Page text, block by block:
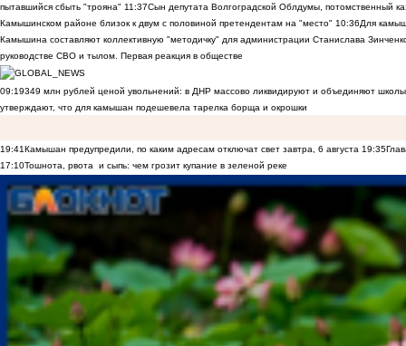
пытавшийся сбыть "трояна" 11:37Сын депутата Волгоградской Облдумы, потомственный
Камышинском районе близок к двум с половиной претендентам на "место" 10:36Для
Камышина составляют коллективную "методичку" для администрации Станислава
руководстве СВО и тылом. Первая реакция в обществе
09:19349 млн рублей ценой увольнений: в ДНР массово ликвидируют и объединяют
утверждают, что для камышан подешевела тарелка борща и окрошки
19:41Камышан предупредили, по каким адресам отключат свет завтра, 6 августа 19:35
17:10Тошнота, рвота и сыпь: чем грозит купание в зеленой реке